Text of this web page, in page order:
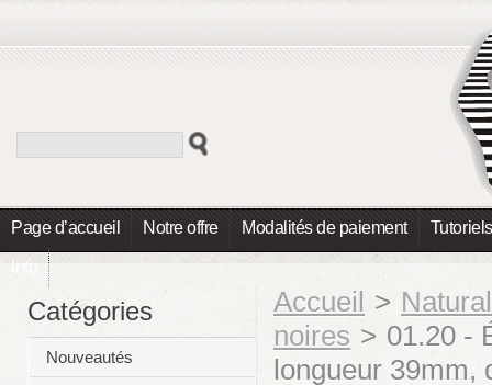
Page d’accueil Notre offre Modalités de paiement Tutoriels
Info
Accueil >
noires > 01.20 -
longueur 39mm,
Catégories
Nouveautés